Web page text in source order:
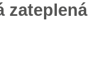
zateplená